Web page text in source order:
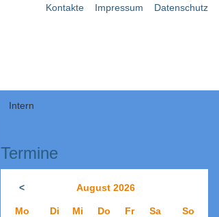
Kontakte Impressum Datenschutz
Intern
Termine
< August 2026
Mo Di Mi Do Fr Sa
So